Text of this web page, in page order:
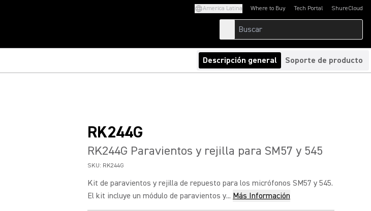
America Latina Where to Buy Tech Portal
(Opens in a new tab)ShureCloud
(Opens in a new
Descripción general Soporte de producto
RK244G
RK244G Paravientos y rejilla para SM57 y 545
SKU: RK244G
Kit de paravientos y rejilla de repuesto para los micrófonos SM57 y 545.
El kit incluye un módulo de paravientos y... Más Información